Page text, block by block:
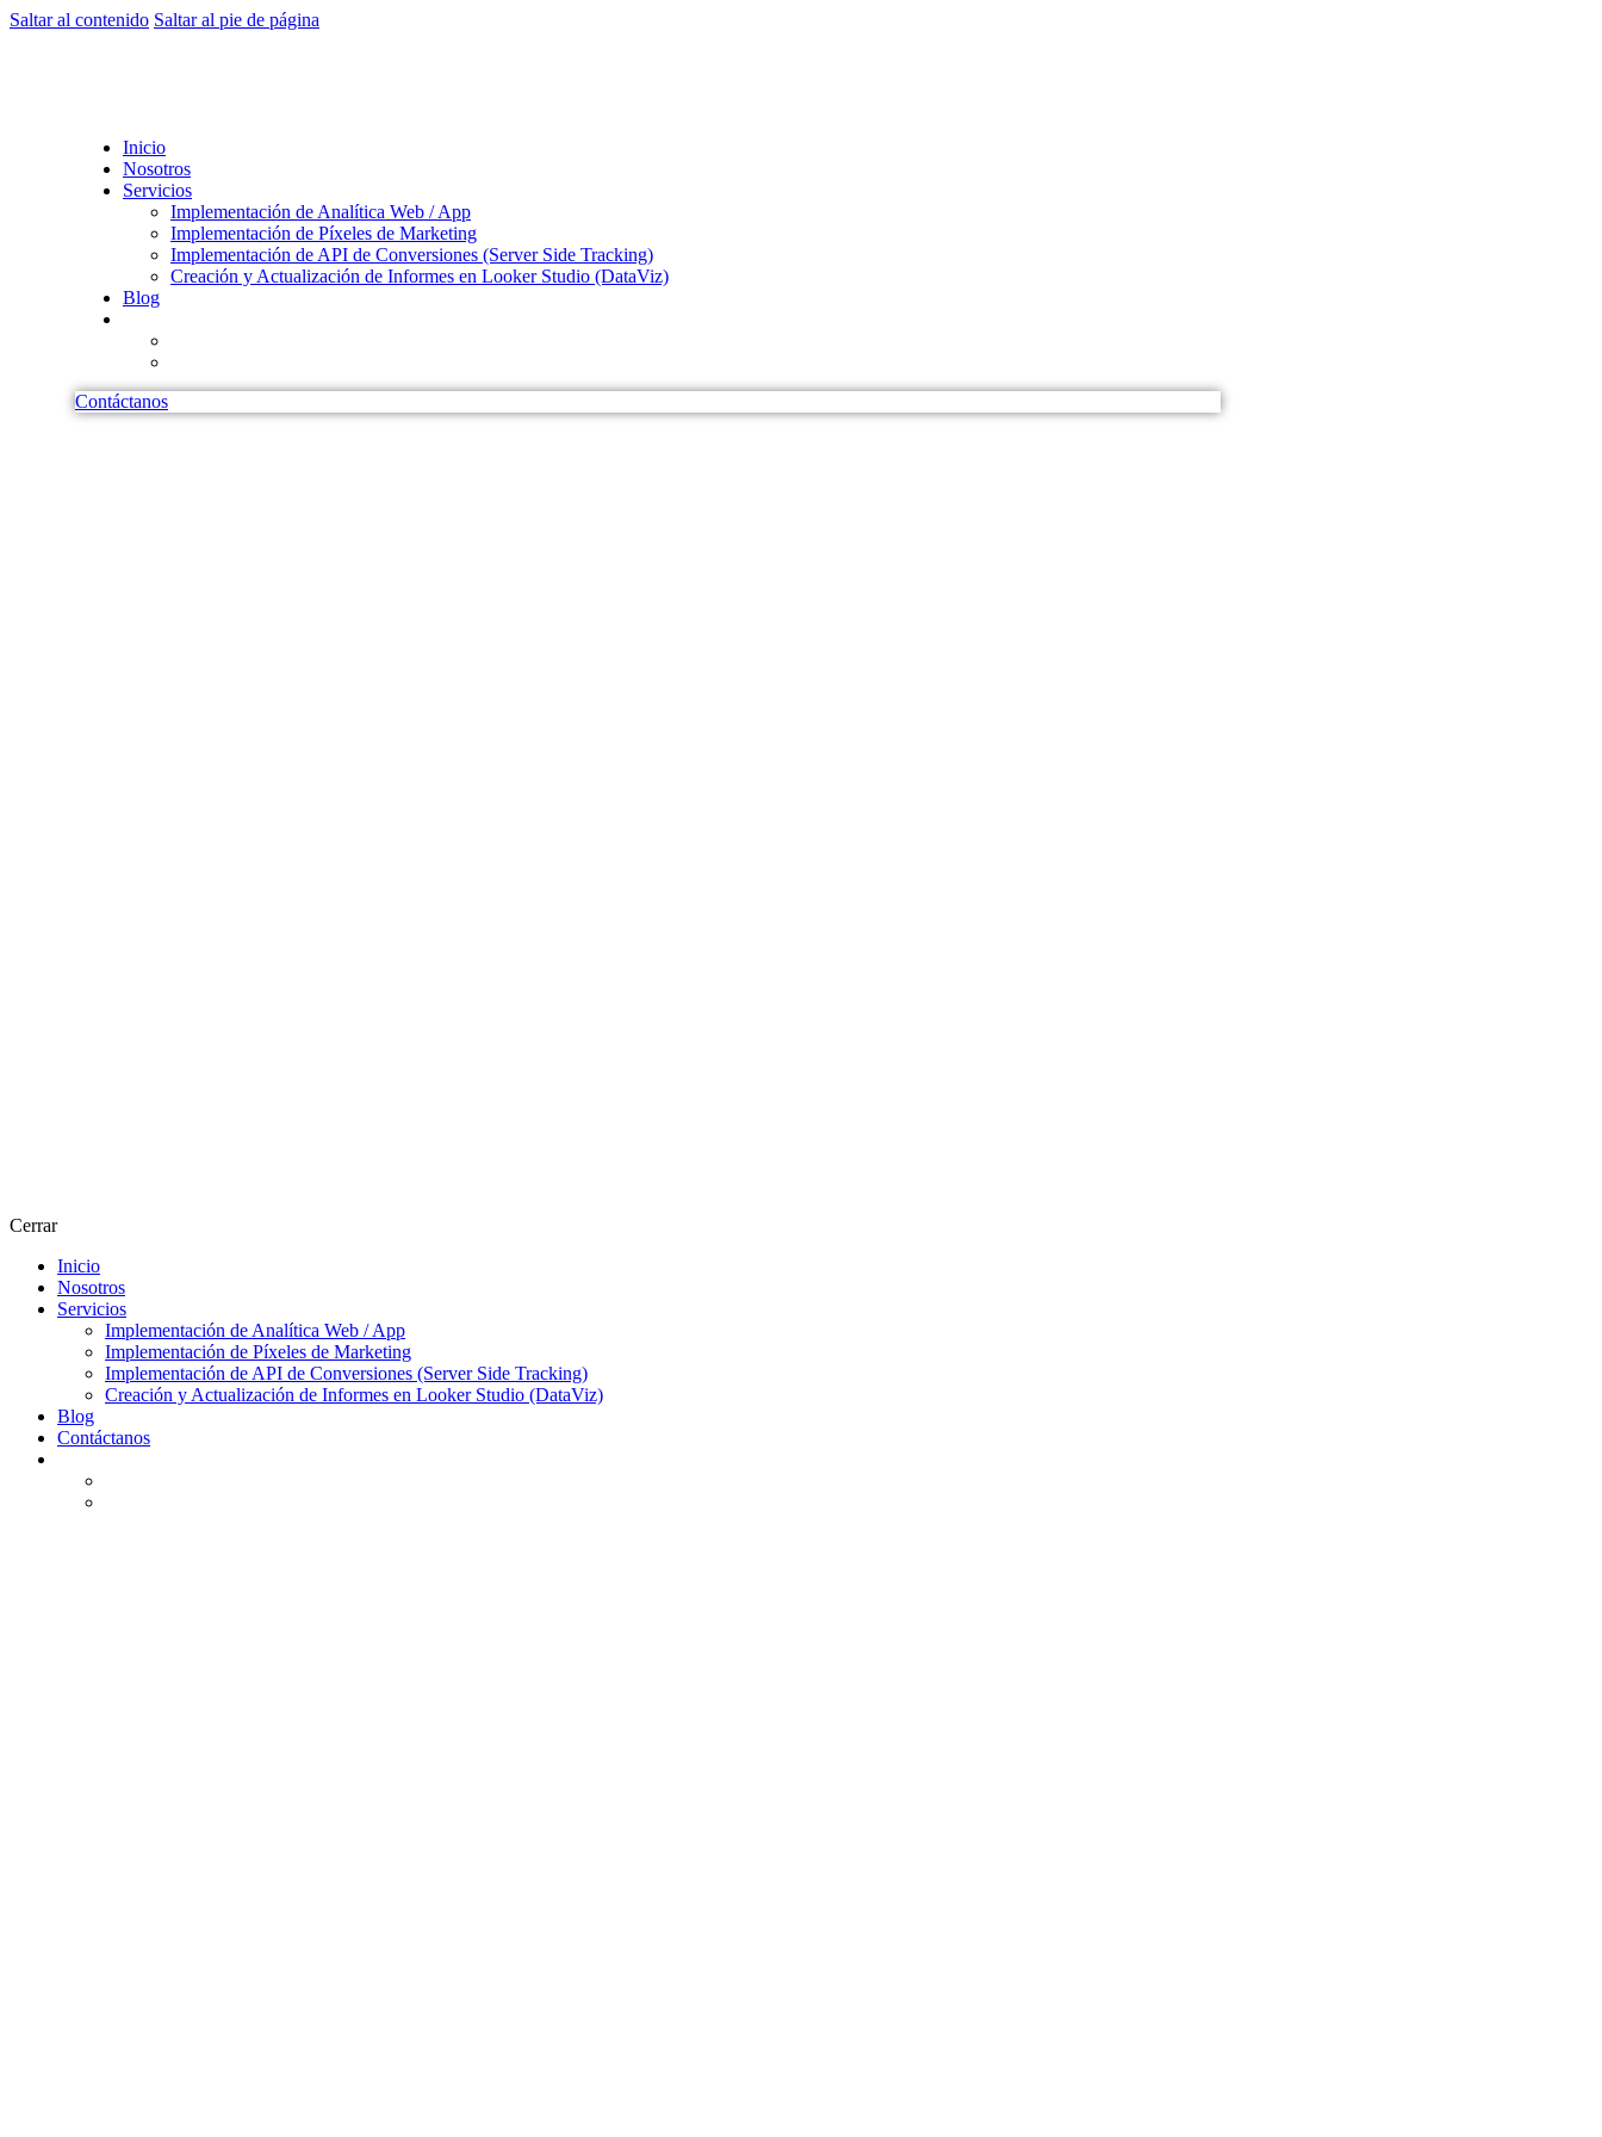
Saltar al contenido Saltar al pie de página
Inicio
Nosotros
Servicios
Implementación de Analítica Web / App
Implementación de Píxeles de Marketing
Implementación de API de Conversiones (Server Side Tracking)
Creación y Actualización de Informes en Looker Studio (DataViz)
Blog
Contáctanos
Cerrar
Inicio
Nosotros
Servicios
Implementación de Analítica Web / App
Implementación de Píxeles de Marketing
Implementación de API de Conversiones (Server Side Tracking)
Creación y Actualización de Informes en Looker Studio (DataViz)
Blog
Contáctanos